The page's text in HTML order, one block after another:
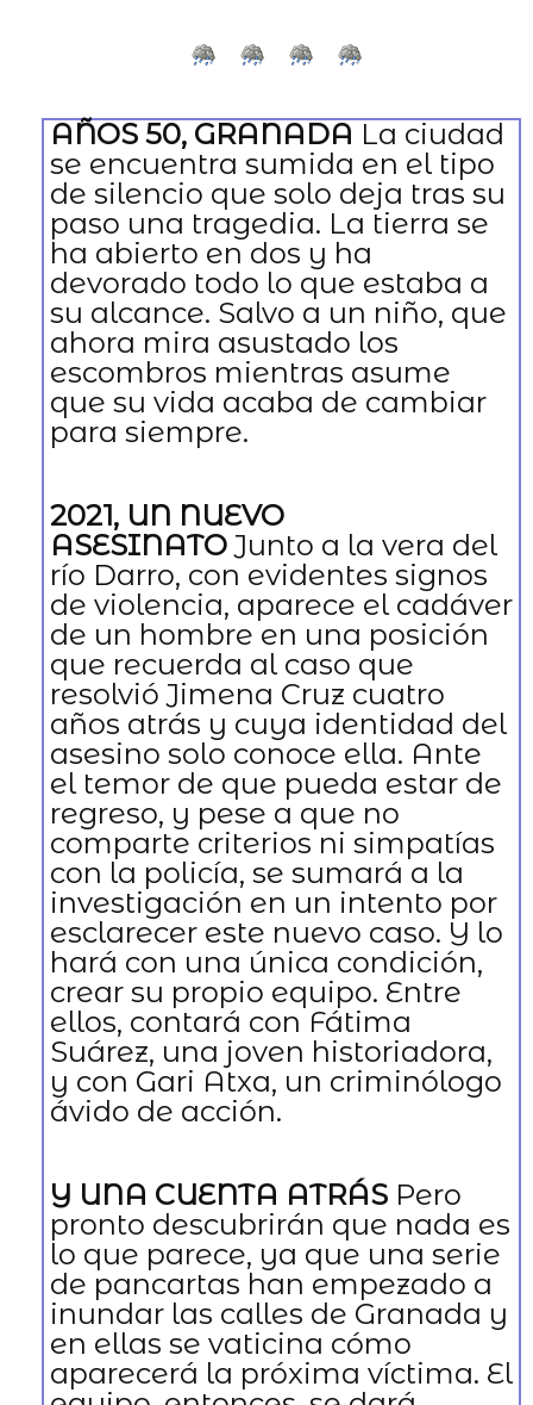
AÑOS 50, GRANADA La ciudad
se encuentra sumida en el tipo
de silencio que solo deja tras su
paso una tragedia. La tierra se
ha abierto en dos y ha
devorado todo lo que estaba a
su alcance. Salvo a un niño, que
ahora mira asustado los
escombros mientras asume
que su vida acaba de cambiar
para siempre.
2021, UN NUEVO
ASESINATOJunto a la vera del
río Darro, con evidentes signos
de violencia, aparece el cadáver
de un hombre en una posición
que recuerda al caso que
resolvió Jimena Cruz cuatro
años atrás y cuya identidad del
asesino solo conoce ella. Ante
el temor de que pueda estar de
regreso, y pese a que no
comparte criterios ni simpatías
con la policía, se sumará a la
investigación en un intento por
esclarecer este nuevo caso. Y lo
hará con una única condición,
crear su propio equipo. Entre
ellos, contará con Fátima
Suárez, una joven historiadora,
y con Gari Atxa, un criminólogo
ávido de acción.
Y UNA CUENTA ATRÁS Pero
pronto descubrirán que nada es
lo que parece, ya que una serie
de pancartas han empezado a
inundar las calles de Granada y
en ellas se vaticina cómo
aparecerá la próxima víctima. El